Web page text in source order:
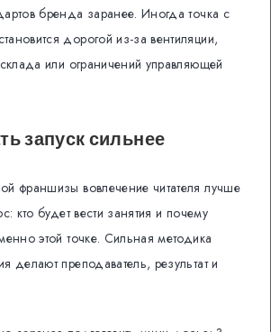
бренда заранее. Иногда точка с
дорогой из-за вентиляции,
или ограничений управляющей
запуск сильнее
франшизы вовлечение читателя лучше
кто будет вести занятия и почему
этой точке. Сильная методика
делают преподаватель, результат и